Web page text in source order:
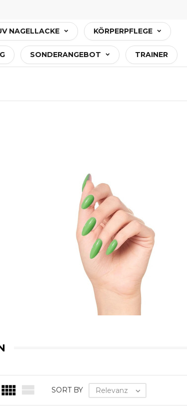
NAGELLACKE KÖRPERPFLEGE
SONDERANGEBOT TRAINER
 SORT BY Relevanz 